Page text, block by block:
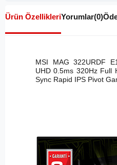
Ürün ÖzellikleriYorumlar(0)
MSI MAG 322URDF
UHD 0.5ms 320Hz Full
Sync Rapid IPS Pivot